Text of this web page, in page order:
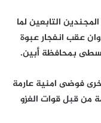
التابعين لما
عقب انفجار عبوة
بمحافظة أبين.
فوضى امنية عارمة
من قبل قوات الغزو